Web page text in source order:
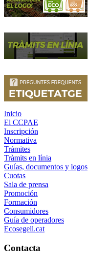
Inicio
El CCPAE
Inscripción
Normativa
Trámites
Tràmits en línia
Guías, documentos y logos
Cuotas
Sala de prensa
Promoción
Formación
Consumidores
Guía de operadores
Ecosegell.cat
Contacta